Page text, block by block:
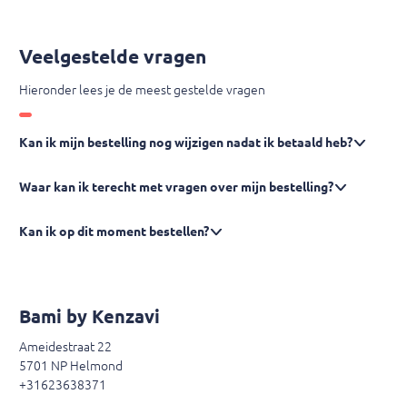
Veelgestelde vragen
Hieronder lees je de meest gestelde vragen
Kan ik mijn bestelling nog wijzigen nadat ik betaald heb?
Waar kan ik terecht met vragen over mijn bestelling?
Kan ik op dit moment bestellen?
Bami by Kenzavi
Ameidestraat 22
5701 NP Helmond
+31623638371